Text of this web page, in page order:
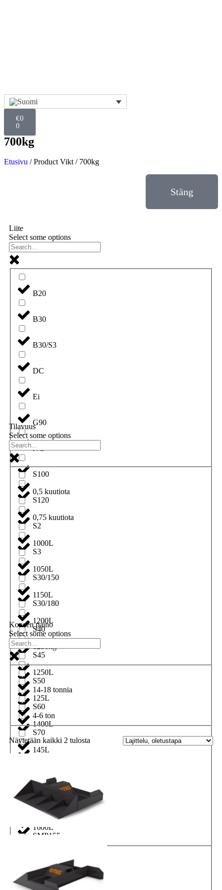
€0
0
700kg
Etusivu / Product Vikt / 700kg
Stäng
Liite
Select some options
B20
B30
B30/S3
DC
Ei
G90
NC
S100
S120
S2
S3
S30/150
S30/180
S40
S45
S50
S60
S70
S90
SMP105
SMP155
Tilavuus
Select some options
0,5 kuutiota
0,75 kuutiota
1000L
1050L
1150L
1200L
1230kg
1250L
125L
1400L
145L
1500L
150L
1600L
1800L
Koneen paino
Select some options
14-18 tonnia
4-6 ton
Näytetään kaikki 2 tulosta